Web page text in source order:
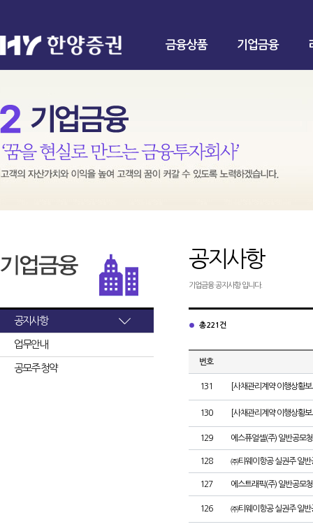
금융상품 기업금융
공지사항
업무안내
공모주 청약
공지사항
기업금융 공지사항 입니다.
총 221건
번호
131 [사채관리계약 이행상황
130 [사채관리계약 이행상황
129 에스퓨얼셀(주) 일반공모
128 ㈜티웨이항공 실권주 일반
127 에스트래픽(주) 일반공모
126 ㈜티웨이항공 실권주 일반